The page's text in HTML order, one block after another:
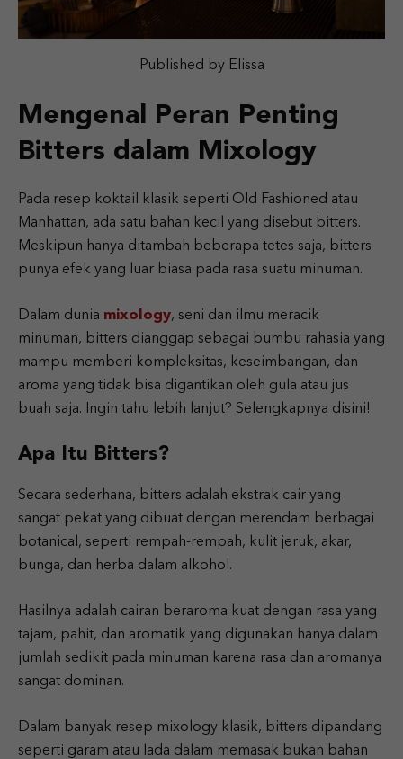
Published by Elissa
Mengenal Peran Penting
Bitters dalam Mixology
Pada resep koktail klasik seperti Old Fashioned atau
Manhattan, ada satu bahan kecil yang disebut bitters.
Meskipun hanya ditambah beberapa tetes saja, bitters
punya efek yang luar biasa pada rasa suatu minuman.
Dalam dunia mixology, seni dan ilmu meracik
minuman, bitters dianggap sebagai bumbu rahasia yang
mampu memberi kompleksitas, keseimbangan, dan
aroma yang tidak bisa digantikan oleh gula atau jus
buah saja. Ingin tahu lebih lanjut? Selengkapnya disini!
Apa Itu Bitters?
Secara sederhana, bitters adalah ekstrak cair yang
sangat pekat yang dibuat dengan merendam berbagai
botanical, seperti rempah-rempah, kulit jeruk, akar,
bunga, dan herba dalam alkohol.
Hasilnya adalah cairan beraroma kuat dengan rasa yang
tajam, pahit, dan aromatik yang digunakan hanya dalam
jumlah sedikit pada minuman karena rasa dan aromanya
sangat dominan.
Dalam banyak resep mixology klasik, bitters dipandang
seperti garam atau lada dalam memasak bukan bahan